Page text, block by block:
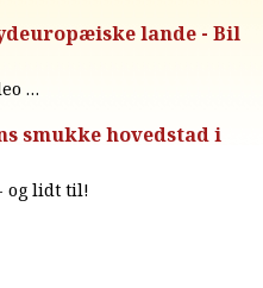
lande - Bil
…
smukke hovedstad i
og lidt til!